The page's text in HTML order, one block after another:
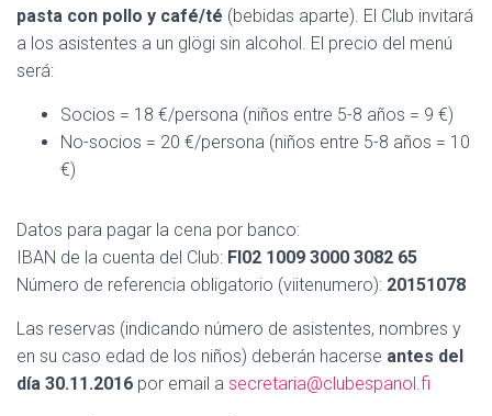
pasta con pollo y café/té (bebidas aparte). El Club invitará
a los asistentes a un glögi sin alcohol. El precio del menú
será:
Socios = 18 €/persona (niños entre 5-8 años = 9 €)
No-socios = 20 €/persona (niños entre 5-8 años = 10
€)
Datos para pagar la cena por banco:
IBAN de la cuenta del Club: FI02 1009 3000 3082 65
Número de referencia obligatorio (viitenumero): 20151078
Las reservas (indicando número de asistentes, nombres y
en su caso edad de los niños) deberán hacerse antes del
día 30.11.2016 por email a secretaria@clubespanol.fi